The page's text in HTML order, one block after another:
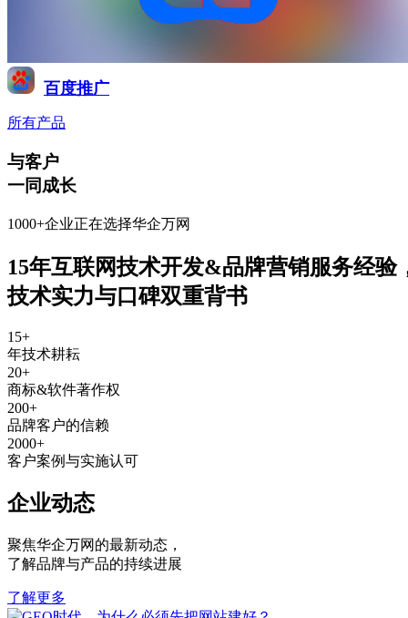
百度推广
所有产品
与客户
一同成长
1000+企业正在选择华企万网
15年互联网技术开发&品牌营销服务经验
技术实力与口碑双重背书
15+
年技术耕耘
20+
商标&软件著作权
200+
品牌客户的信赖
2000+
客户案例与实施认可
企业动态
聚焦华企万网的最新动态 ，
了解品牌与产品的持续进展
了解更多